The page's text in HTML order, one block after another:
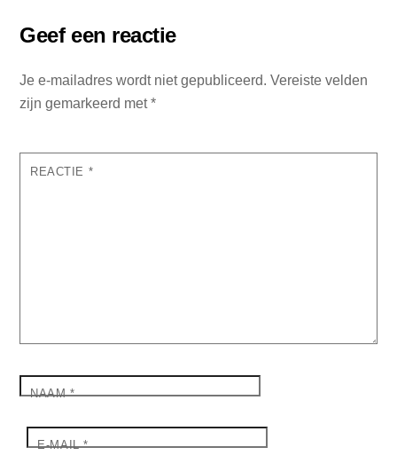
Geef een reactie
Je e-mailadres wordt niet gepubliceerd. Vereiste velden
zijn gemarkeerd met*
REACTIE *
NAAM*
E-MAIL*